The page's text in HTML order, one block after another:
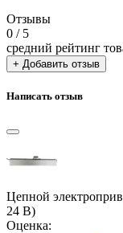
Отзывы
0 / 5
средний рейтинг
+ Добавить отзыв
Написать отзыв
Цепной
24 В)
Оценка: